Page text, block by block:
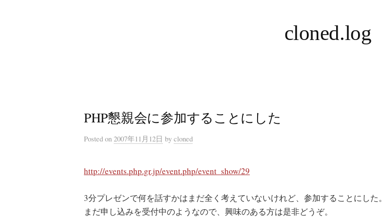
ッ
cloned.log
PHP懇親会に参加することにした
Posted on 2007年11月12日 by cloned
http://events.php.gr.jp/event.php/event_show/29
3分プレゼンで何を話すかはまだ全く考えていないけれど、参加することにした。
まだ申し込みを受付中のようなので、興味のある方は是非どうぞ。